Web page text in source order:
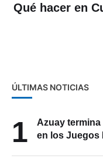
Qué hacer en
ÚLTIMAS NOTICIAS
1
Azuay
en los Juegos